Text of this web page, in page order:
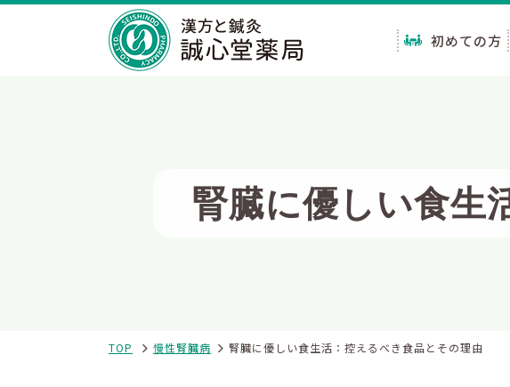
初めての方
腎臓に優しい食生
TOP 慢性腎臓病 腎臓に優しい食生活：控えるべき食品とその理由